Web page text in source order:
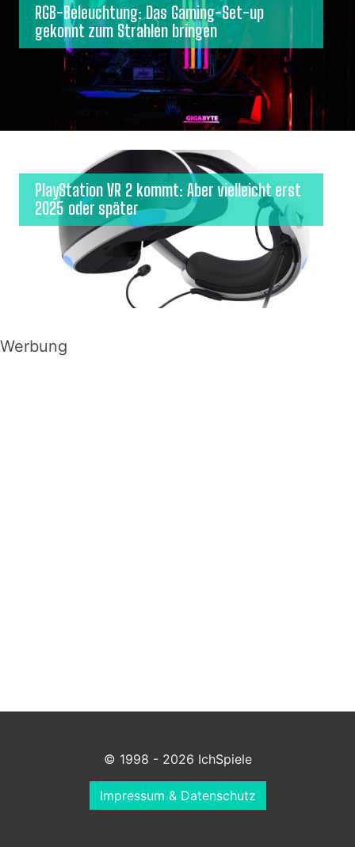
RGB-Beleuchtung: Das Gaming-Set-up
gekonnt zum Strahlen bringen
PlayStation VR 2 kommt: Aber vielleicht erst
2025 oder später
Werbung
© 1998 - 2026 IchSpiele
Impressum & Datenschutz